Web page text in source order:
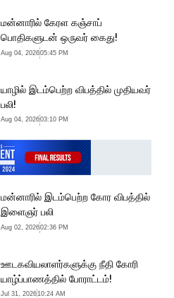
மன்னாரில் கேரள கஞ்சாப்
பொதிகளுடன் ஒருவர் கைது!
Aug 04, 202605:45 PM
யாழில் இடம்பெற்ற விபத்தில் முதியவர்
பலி!
Aug 04, 202603:10 PM
மன்னாரில் இடம்பெற்ற கோர விபத்தில்
இளைஞர் பலி
Aug 02, 202602:36 PM
ஊடகவியலாளர்களுக்கு நீதி கோரி
யாழ்ப்பாணத்தில் போராட்டம்!
Jul 31, 202610:24 AM